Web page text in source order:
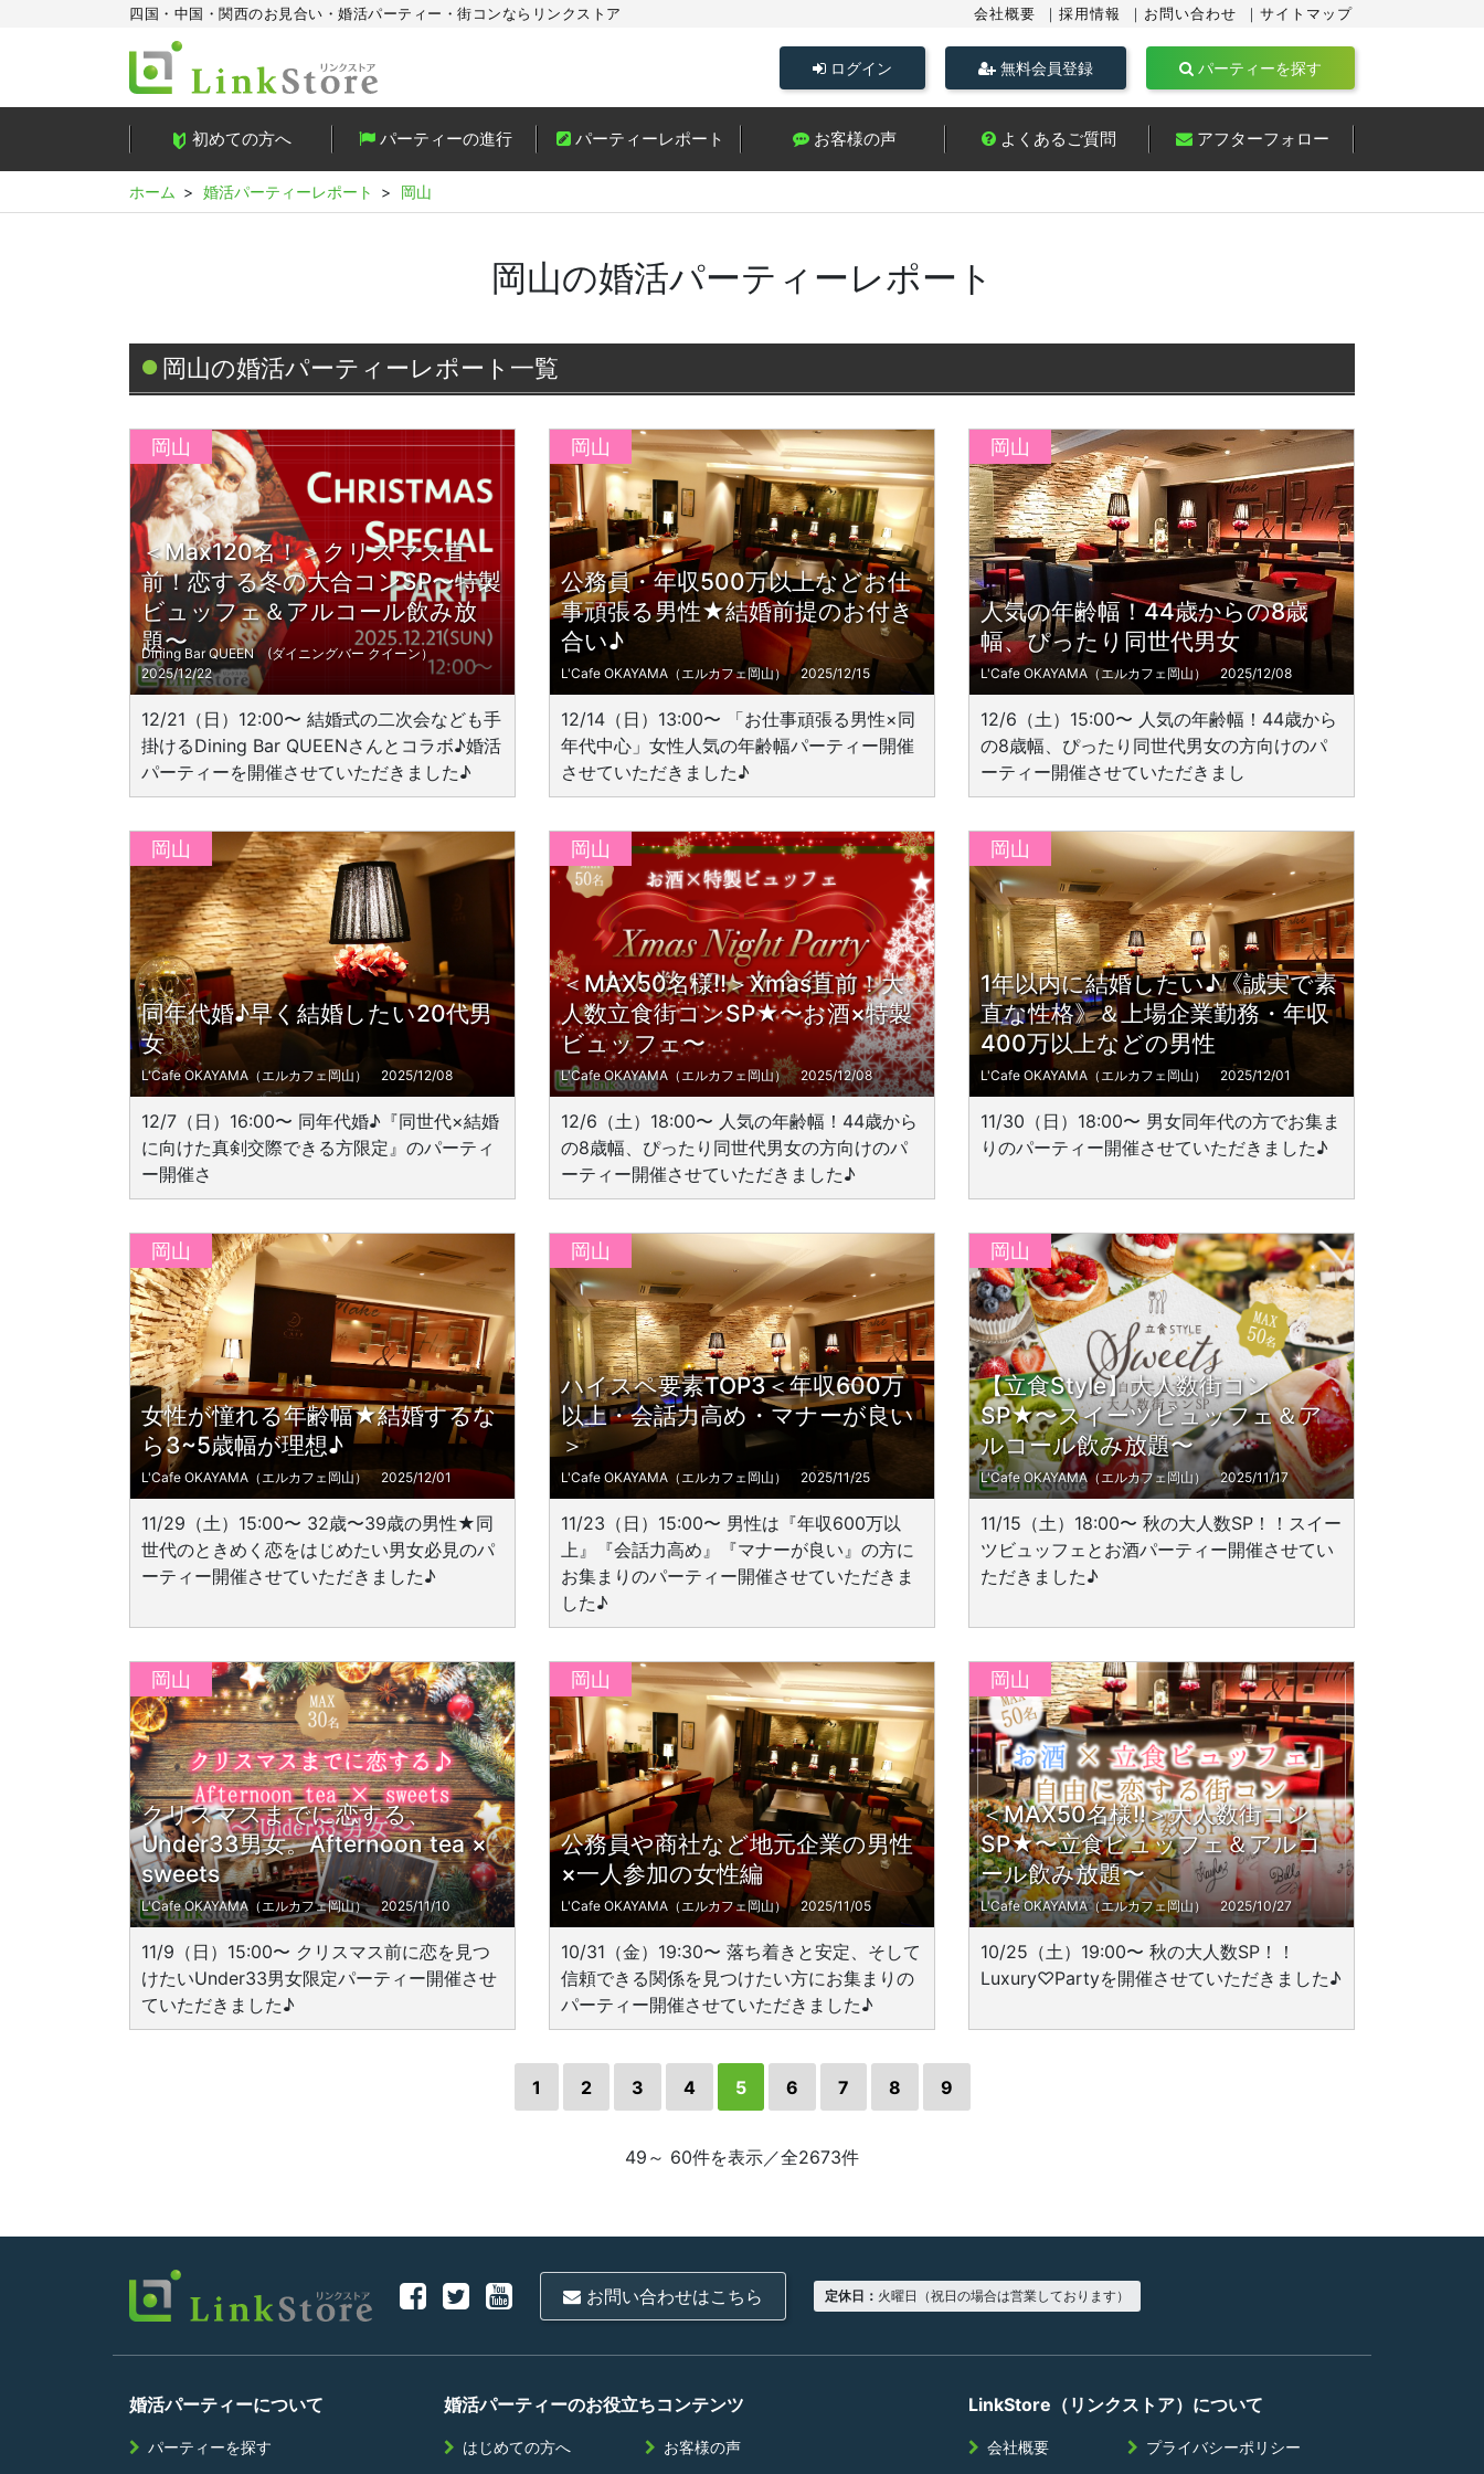
四国・中国・関西のお見合い・婚活パーティー・街コンならリンクストア 会社概要 採用情報 お問い合わせ サイトマップ
ログイン 無料会員登録 パーティーを探す
初めての方へ パーティーの進行 パーティーレポート お客様の声 よくあるご質問 アフターフォロー
ホーム 婚活パーティーレポート 岡山
岡山の婚活パーティーレポート
岡山の婚活パーティーレポート一覧
＜Max120名！＞クリスマス直
前！恋する冬の大合コンSP〜特製
ビュッフェ＆アルコール飲み放
題〜
岡山
Dining Bar QUEEN (ダイニングバー クイーン）
2025/12/22
12/21（日）12:00〜 結婚式の二次会なども手
掛けるDining Bar QUEENさんとコラボ♪婚活
パーティーを開催させていただきました♪
公務員・年収500万以上などお仕
事頑張る男性★結婚前提のお付き
合い♪
岡山
L'Cafe OKAYAMA（エルカフェ岡山）2025/12/15
12/14（日）13:00〜 「お仕事頑張る男性×同
年代中心」女性人気の年齢幅パーティー開催
させていただきました♪
人気の年齢幅！44歳からの8歳
幅、ぴったり同世代男女
岡山
L'Cafe OKAYAMA（エルカフェ岡山）2025/12/08
12/6（土）15:00〜 人気の年齢幅！44歳から
の8歳幅、ぴったり同世代男女の方向けのパ
ーティー開催させていただきまし
同年代婚♪早く結婚したい20代男
女
岡山
L'Cafe OKAYAMA（エルカフェ岡山） 2025/12/08
12/7（日）16:00〜 同年代婚♪『同世代×結婚
に向けた真剣交際できる方限定』のパーティ
ー開催さ
＜MAX50名様!!＞Xmas直前！大
人数立食街コンSP★〜お酒×特製
ビュッフェ〜
岡山
L'Cafe OKAYAMA（エルカフェ岡山）2025/12/08
12/6（土）18:00〜 人気の年齢幅！44歳から
の8歳幅、ぴったり同世代男女の方向けのパ
ーティー開催させていただきました♪
1年以内に結婚したい♪《誠実で素
直な性格》＆上場企業勤務・年収
400万以上などの男性
岡山
L'Cafe OKAYAMA（エルカフェ岡山） 2025/12/01
11/30（日）18:00〜 男女同年代の方でお集ま
りのパーティー開催させていただきました♪
女性が憧れる年齢幅★結婚するな
ら3~5歳幅が理想♪
岡山
L'Cafe OKAYAMA（エルカフェ岡山）2025/12/01
11/29（土）15:00〜 32歳〜39歳の男性★同
世代のときめく恋をはじめたい男女必見のパ
ーティー開催させていただきました♪
ハイスペ要素TOP3＜年収600万
以上・会話力高め・マナーが良い
＞
岡山
L'Cafe OKAYAMA（エルカフェ岡山） 2025/11/25
11/23（日）15:00〜 男性は『年収600万以
上』『会話力高め』『マナーが良い』の方に
お集まりのパーティー開催させていただきま
した♪
【立食Style】大人数街コン
SP★〜スイーツビュッフェ＆ア
ルコール飲み放題〜
岡山
L'Cafe OKAYAMA（エルカフェ岡山）2025/11/17
11/15（土）18:00〜 秋の大人数SP！！スイー
ツビュッフェとお酒パーティー開催させてい
ただきました♪
クリスマスまでに恋する、
Under33男女。Afternoon tea ×
sweets
岡山
L'Cafe OKAYAMA（エルカフェ岡山）2025/11/10
11/9（日）15:00〜 クリスマス前に恋を見つ
けたいUnder33男女限定パーティー開催させ
ていただきました♪
公務員や商社など地元企業の男性
×一人参加の女性編
岡山
L'Cafe OKAYAMA（エルカフェ岡山）2025/11/05
10/31（金）19:30〜 落ち着きと安定、そして
信頼できる関係を見つけたい方にお集まりの
パーティー開催させていただきました♪
＜MAX50名様!!＞大人数街コン
SP★〜立食ビュッフェ＆アルコ
ール飲み放題〜
岡山
L'Cafe OKAYAMA（エルカフェ岡山）2025/10/27
10/25（土）19:00〜 秋の大人数SP！！
Luxury♡Partyを開催させていただきました♪
1 2 3 4 5 6 7 8 9
49～ 60件を表示／全2673件
お問い合わせはこちら 定休日： 火曜日（祝日の場合は営業しております）
婚活パーティーについて
パーティーを探す
婚活パーティーのお役立ちコンテンツ
はじめての方へ お客様の声
LinkStore（リンクストア）について
会社概要 プライバシーポリシー